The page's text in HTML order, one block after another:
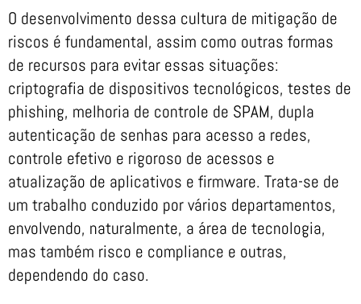
O desenvolvimento dessa cultura de mitigação de
riscos é fundamental, assim como outras formas
de recursos para evitar essas situações:
criptografia de dispositivos tecnológicos, testes de
phishing, melhoria de controle de SPAM, dupla
autenticação de senhas para acesso a redes,
controle efetivo e rigoroso de acessos e
atualização de aplicativos e firmware. Trata-se de
um trabalho conduzido por vários departamentos,
envolvendo, naturalmente, a área de tecnologia,
mas também risco e compliance e outras,
dependendo do caso.